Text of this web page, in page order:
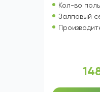
Кол-во
Залповый